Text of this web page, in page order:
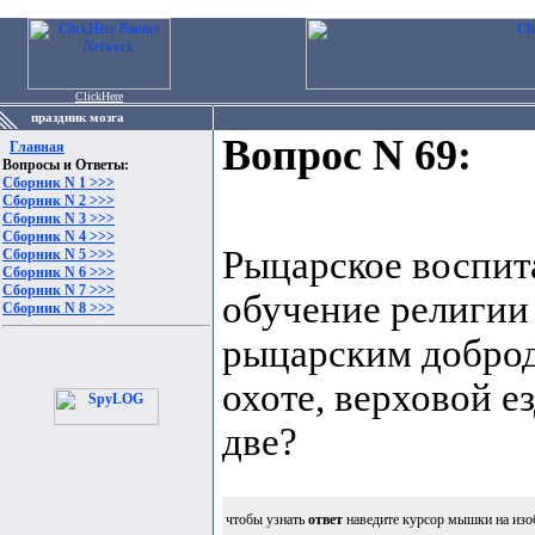
ClickHere
праздник мозга
Главная
Вопросы и Ответы:
Сборник N 1 >>>
Сборник N 2 >>>
Сборник N 3 >>>
Сборник N 4 >>>
Сборник N 5 >>>
Сборник N 6 >>>
Сборник N 7 >>>
Сборник N 8 >>>
Вопрос N 69:
Рыцарское
обучение
рыцарским
охоте, верховой
две?
чтобы узнать ответ наведите курсор мышки на